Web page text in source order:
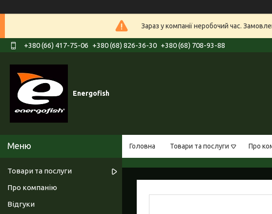
Зараз у компанії неробочий час.
+380 (66) 417-75-06 +380 (68) 826-36-30 +380 (68) 708-93-88
Energofish
Головна Товари та послуги Про
Товари та послуги
Про компанію
Відгуки